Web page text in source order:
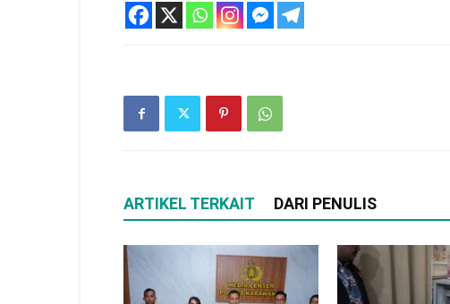
ARTIKEL TERKAIT DARI PENULIS